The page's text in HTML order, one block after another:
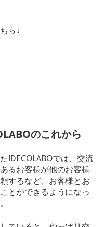
ら↓
のこれから
IDECOLABOでは、交流
るお客様が他のお客様
するなど、お客様とお
とができるようになっ